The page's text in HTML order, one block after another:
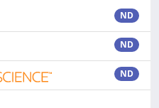
ND
ND
ND